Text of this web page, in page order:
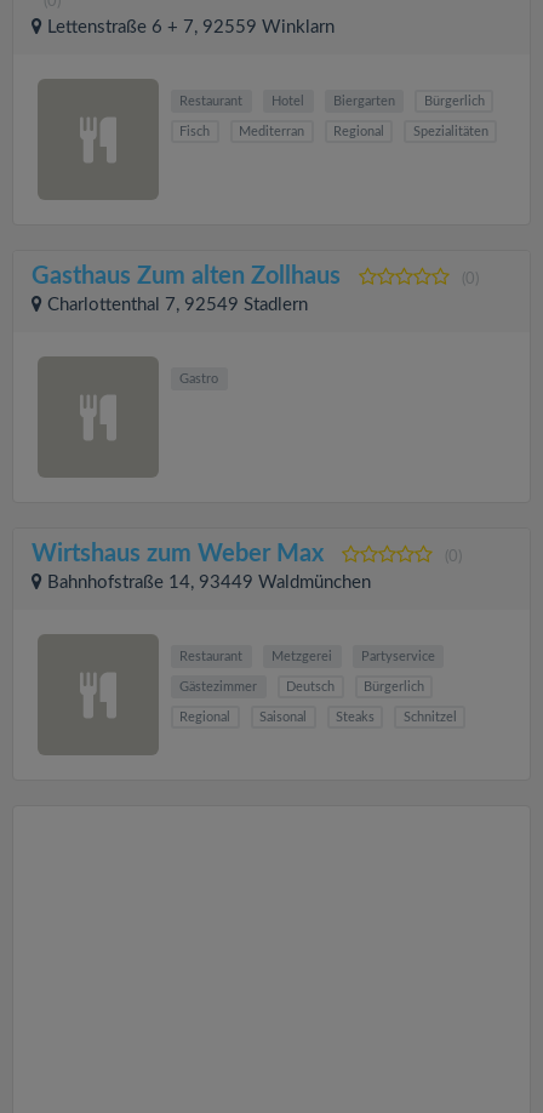
Lettenstraße 6 + 7, 92559 Winklarn
Restaurant Hotel Biergarten Bürgerlich
Fisch Mediterran Regional Spezialitäten
Gasthaus Zum alten Zollhaus (0)
Charlottenthal 7, 92549 Stadlern
Gastro
Wirtshaus zum Weber Max (0)
Bahnhofstraße 14, 93449 Waldmünchen
Restaurant Metzgerei Partyservice
Gästezimmer Deutsch Bürgerlich
Regional Saisonal Steaks Schnitzel